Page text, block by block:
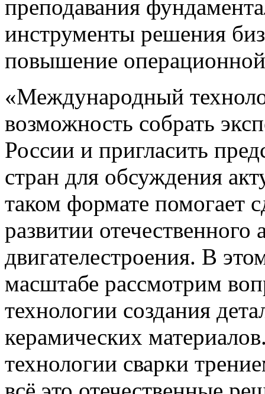
преподавания
инструменты решения
повышение
«Международный
возможность собрать
России и пригласить
стран для обсуждения
таком формате помогает
развитии отечественного
двигателестроения. В
масштабе рассмотрим
технологии создания
керамических
технологии сварки